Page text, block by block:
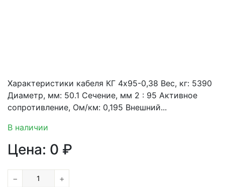
Характеристики кабеля КГ 4х95-0,38 Вес, кг: 5390
Диаметр, мм: 50.1 Сечение, мм 2 : 95 Активное
сопротивление, Ом/км: 0,195 Внешний...
В наличии
Цена: 0 ₽
− +